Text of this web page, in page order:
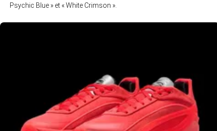
Psychic Blue » et « White Crimson ».